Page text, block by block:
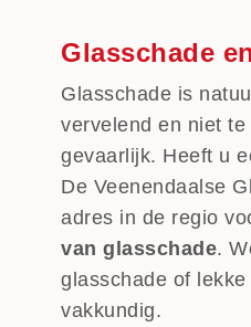
Glasschade
Glasschade is
vervelend en niet te
gevaarlijk. Heeft u
De Veenendaalse
adres in de regio
van glasschade.
glasschade of
vakkundig.